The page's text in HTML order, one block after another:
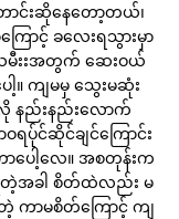
ာင်းဆိုနေတော့တယ်၊
ာင့် ခလေးရသွားမှာ
မီးးအတွက် ဆေးဝယ်
ကျမမှ သွေးမဆုံး
နည်းနည်းလောက်
ပ်ုင်ဆိုင်ချင်ကြောင်း
ပေါ့လေ။ အစတုန်းက
ရတဲ့အခါ စိတ်ထဲလည်း မ
ေတဲ့ ကာမစိတ်ကြောင့် ကျ